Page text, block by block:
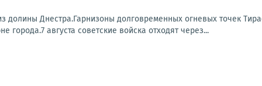
долины Днестра.Гарнизоны долговременных огневых точек
августа советские войска отходят через...